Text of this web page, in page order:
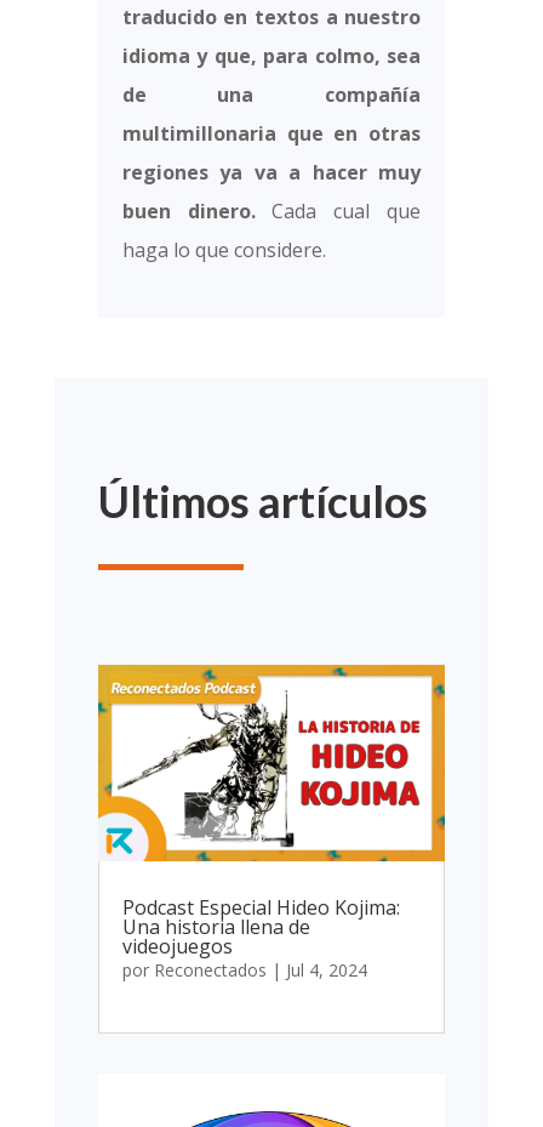
traducido en textos a nuestro
idioma y que, para colmo, sea
de una compañía
multimillonaria que en otras
regiones ya va a hacer muy
buen dinero.Cada cual que
haga lo que considere.
Últimos artículos
Podcast Especial Hideo Kojima:
Una historia llena de
videojuegos
por Reconectados | Jul 4, 2024